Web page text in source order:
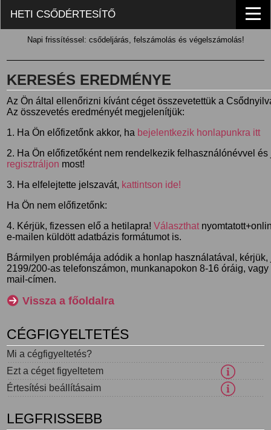
HETI CSŐDÉRTESÍTŐ
Napi frissítéssel: csődeljárás, felszámolás és végelszámolás!
KERESÉS EREDMÉNYE
Az Ön által ellenőrizni kívánt céget összevetettük a
Az összevetés eredményét megjelenítjük:
1. Ha Ön előfizetőnk akkor, ha bejelentkezik honlapunkra itt
2. Ha Ön előfizetőként nem rendelkezik felhasználónévvel
regisztráljon most!
3. Ha elfelejtette jelszavát, kattintson ide!
Ha Ön nem előfizetőnk:
4. Kérjük, fizessen elő a hetilapra!Választhat
e-mailen küldött adatbázis formátumot is.
Bármilyen problémája adódik a honlap használatával,
2199/200-as telefonszámon, munkanapokon 8-16 óráig,
mail-címen.
Vissza a főoldalra
CÉGFIGYELTETÉS
Mi a cégfigyeltetés?
Ezt a céget figyeltetem
Értesítési beállításaim
LEGFRISSEBB